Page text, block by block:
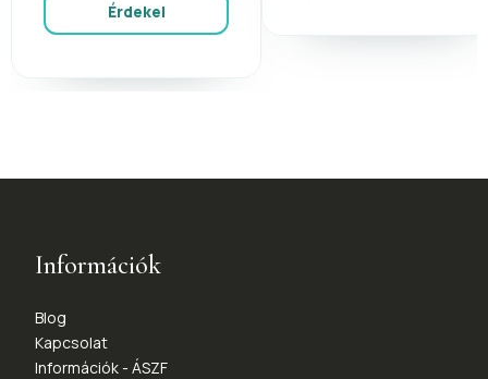
Érdekel
Információk
Blog
Kapcsolat
Információk - ÁSZF